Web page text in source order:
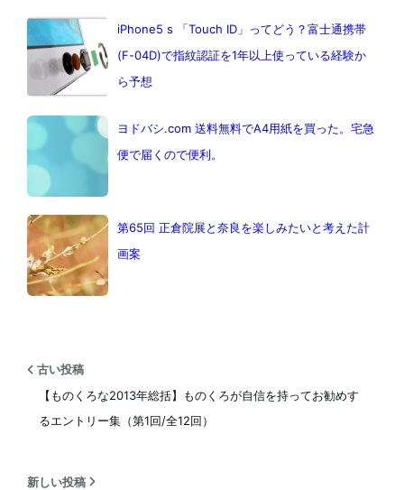
iPhone5 s 「Touch ID」ってどう？富士通携帯
(F-04D)で指紋認証を1年以上使っている経験か
ら予想
ヨドバシ.com 送料無料でA4用紙を買った。宅急
便で届くので便利。
第65回 正倉院展と奈良を楽しみたいと考えた計
画案
古い投稿
【ものくろな2013年総括】ものくろが自信を持ってお勧めす
るエントリー集（第1回/全12回）
新しい投稿